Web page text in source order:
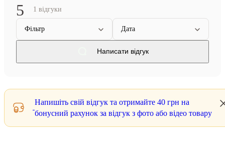
5 1 відгуки
Фільтр Дата
Написати відгук
Напишіть свій відгук та отримайте 40 грн на
бонусний рахунок за відгук з фото або відео товару